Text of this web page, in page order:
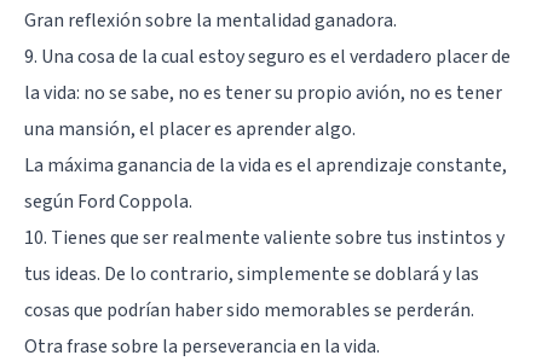
Gran reflexión sobre la mentalidad ganadora.
9. Una cosa de la cual estoy seguro es el verdadero placer de
la vida: no se sabe, no es tener su propio avión, no es tener
una mansión, el placer es aprender algo.
La máxima ganancia de la vida es el aprendizaje constante,
según Ford Coppola.
10. Tienes que ser realmente valiente sobre tus instintos y
tus ideas. De lo contrario, simplemente se doblará y las
cosas que podrían haber sido memorables se perderán.
Otra frase sobre la perseverancia en la vida.